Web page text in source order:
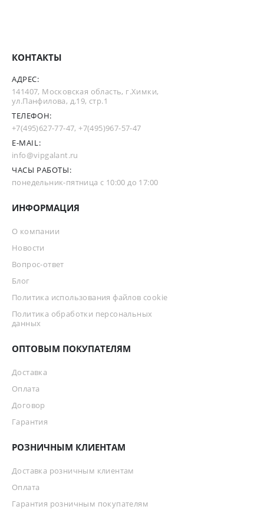
КОНТАКТЫ
АДРЕС:
141407, Московская область, г.Химки,
ул.Панфилова, д.19, стр.1
ТЕЛЕФОН:
+7(495)627-77-47,+7(495)967-57-47
E-MAIL:
info@vipgalant.ru
ЧАСЫ РАБОТЫ:
понедельник-пятница с 10:00 до 17:00
ИНФОРМАЦИЯ
О компании
Новости
Вопрос-ответ
Блог
Политика использования файлов cookie
Политика обработки персональных
данных
ОПТОВЫМ ПОКУПАТЕЛЯМ
Доставка
Оплата
Договор
Гарантия
РОЗНИЧНЫМ КЛИЕНТАМ
Доставка розничным клиентам
Оплата
Гарантия розничным покупателям